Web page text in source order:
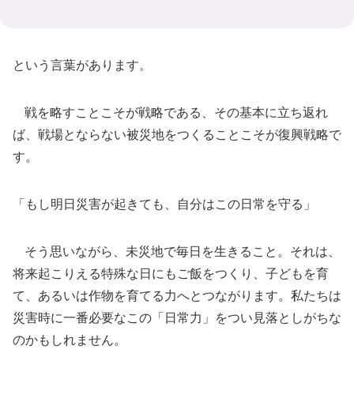
という言葉があります。
戦を略すことこそが戦略である、その基本に立ち返れ
ば、戦場とならない被災地をつくることこそが復興戦略で
す。
「もし明日災害が起きても、自分はこの日常を守る」
そう思いながら、未災地で毎日を生きること。それは、
将来起こりえる特殊な日にもご飯をつくり、子どもを育
て、あるいは作物を育てる力へとつながります。私たちは
災害時に一番必要なこの「日常力」をつい見落としがちな
のかもしれません。